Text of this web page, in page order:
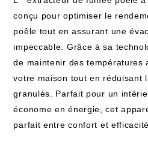
conçu pour optimiser le
poêle tout en assurant une
impeccable. Grâce à sa
de maintenir des températures
votre maison tout en réduisant
granulés. Parfait pour un
économe en énergie, cet
parfait entre confort et efficacité.